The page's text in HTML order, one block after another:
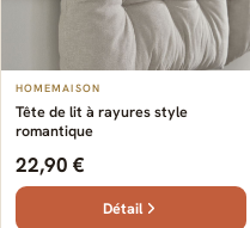
HOMEMAISON
Tête de lit à rayures style
romantique
22,90 €
Détail